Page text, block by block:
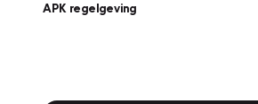
APK regelgeving